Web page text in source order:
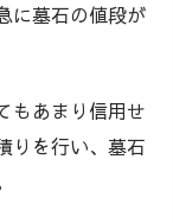
に墓石の値段が
もあまり信用せ
りを行い、墓石